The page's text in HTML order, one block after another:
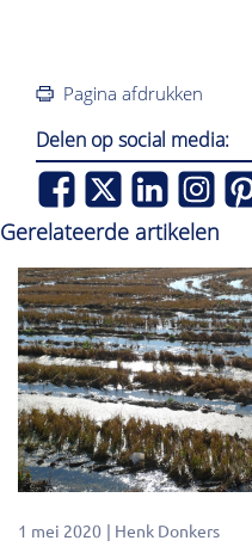
Pagina afdrukken
Delen op social media:
Gerelateerde artikelen
1 mei 2020 Henk Donkers